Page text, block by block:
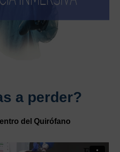
a perder?
del Quirófano